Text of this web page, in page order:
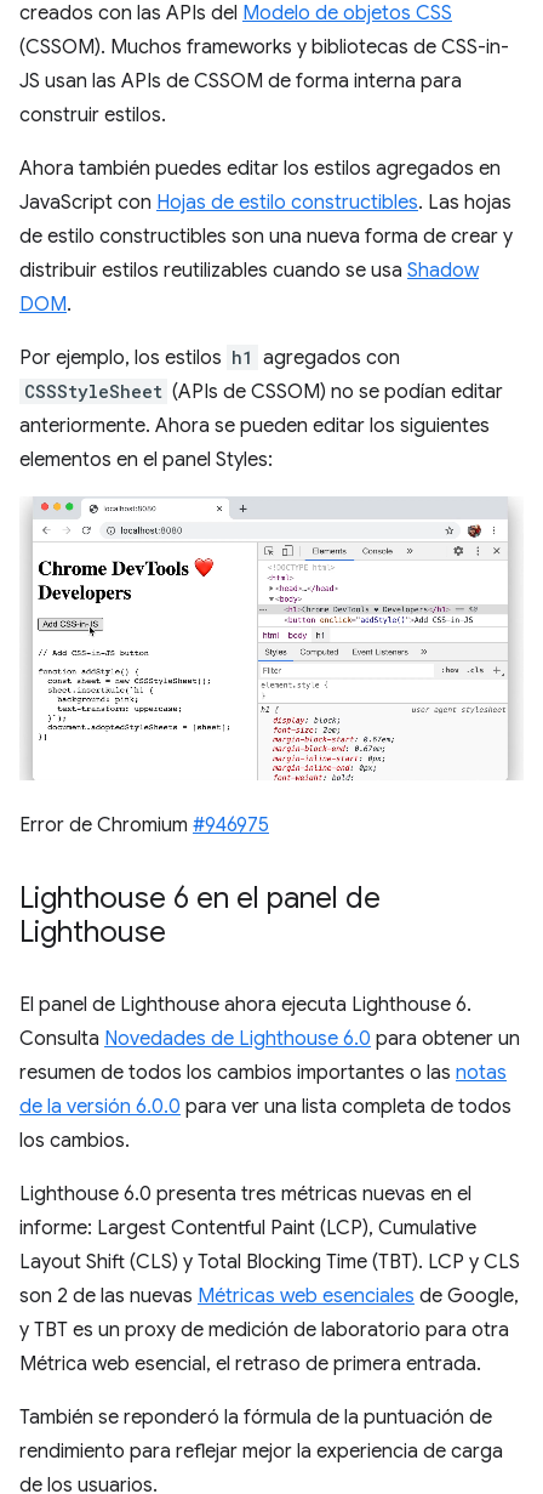
creados con las APIs del Modelo de objetos CSS
(CSSOM). Muchos frameworks y bibliotecas de CSS-in-
JS usan las APIs de CSSOM de forma interna para
construir estilos.
Ahora también puedes editar los estilos agregados en
JavaScript con Hojas de estilo constructibles. Las hojas
de estilo constructibles son una nueva forma de crear y
distribuir estilos reutilizables cuando se usa Shadow
DOM.
Por ejemplo, los estilos h1 agregados con
CSSStyleSheet (APIs de CSSOM) no se podían editar
anteriormente. Ahora se pueden editar los siguientes
elementos en el panel Styles:
Error de Chromium #946975
Lighthouse 6 en el panel de
Lighthouse
El panel de Lighthouse ahora ejecuta Lighthouse 6.
Consulta Novedades de Lighthouse 6.0 para obtener un
resumen de todos los cambios importantes o las notas
de la versión 6.0.0 para ver una lista completa de todos
los cambios.
Lighthouse 6.0 presenta tres métricas nuevas en el
informe: Largest Contentful Paint (LCP), Cumulative
Layout Shift (CLS) y Total Blocking Time (TBT). LCP y CLS
son 2 de las nuevas Métricas web esenciales de Google,
y TBT es un proxy de medición de laboratorio para otra
Métrica web esencial, el retraso de primera entrada.
También se reponderó la fórmula de la puntuación de
rendimiento para reflejar mejor la experiencia de carga
de los usuarios.